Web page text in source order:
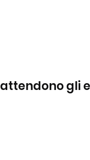
gli